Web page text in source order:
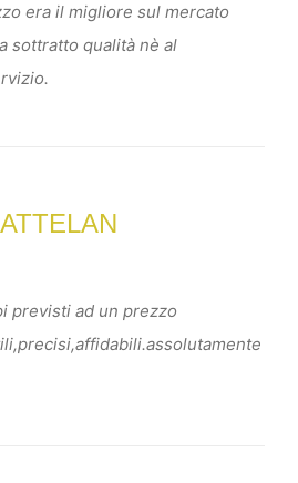
era il migliore sul mercato
sottratto qualità nè al
previsti ad un prezzo